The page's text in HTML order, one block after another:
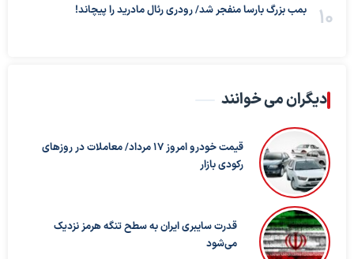
بمب بزرگ بارسا منفجر شد/ رودری رئال مادرید را پیچاند!
دیگران می خوانند
قیمت خودرو امروز ۱۷ مرداد/ معاملات در روزهای
رکودی بازار
قدرت سایبری ایران به سطح تنگه هرمز نزدیک
می‌شود